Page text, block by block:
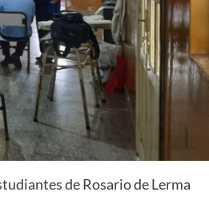
de Rosario de Lerma